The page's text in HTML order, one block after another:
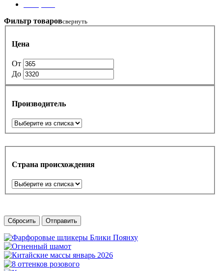
Фильтр товаровсвернуть
Цена
От
До
Производитель
Страна происхождения
Сбросить Отправить